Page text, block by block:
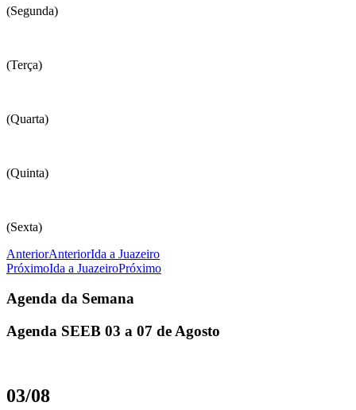
(Segunda)
(Terça)
(Quarta)
(Quinta)
(Sexta)
AnteriorAnteriorIda a Juazeiro
PróximoIda a JuazeiroPróximo
Agenda da Semana
Agenda SEEB 03 a 07 de Agosto
03/08